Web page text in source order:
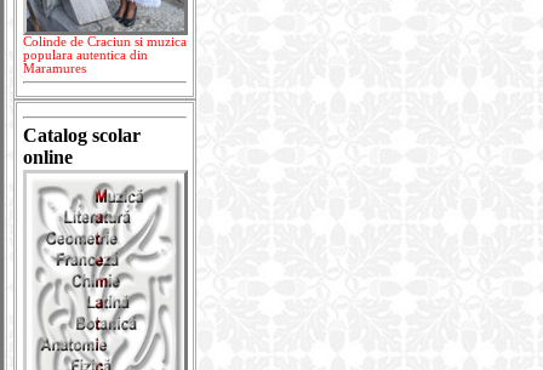
Colinde de Craciun si muzica
populara autentica din
Maramures
Catalog scolar
online